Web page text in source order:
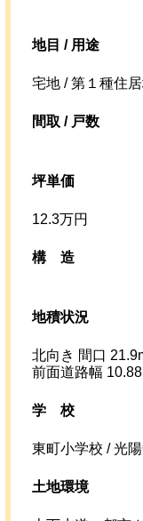
地目 / 用途
宅地 / 第１種住
間取 / 戸数
坪単価
12.3万円
構造
地積状況
北向き 間口
前面道路幅
学校
東町小学校 / 光
土地環境